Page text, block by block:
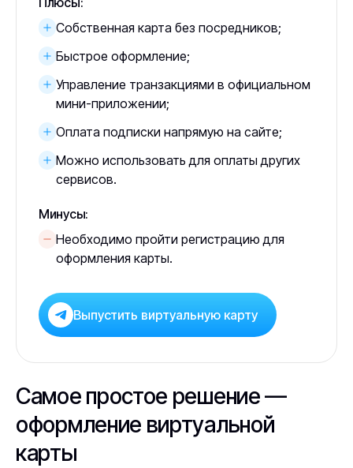
Собственная карта без посредников;
Быстрое оформление;
Управление транзакциями в официальном
мини-приложении;
Оплата подписки напрямую на сайте;
Можно использовать для оплаты других
сервисов.
Минусы:
Необходимо пройти регистрацию для
оформления карты.
Выпустить виртуальную карту
Самое простое решение —
оформление виртуальной
карты